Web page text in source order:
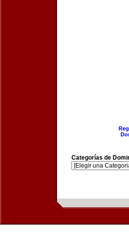
Categorías de